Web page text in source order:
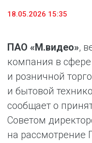
18.05.2026 15:35
ПАО «М.видео»,
компания в
и розничной
и бытовой
сообщает о
Советом
на рассмотрение